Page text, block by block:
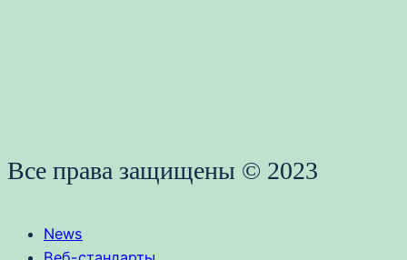
Все права защищены © 2023
News